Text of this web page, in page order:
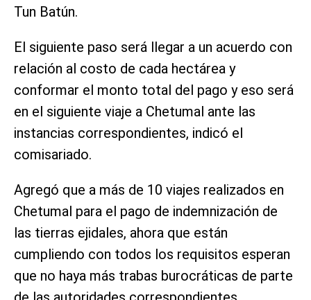
Tun Batún.
El siguiente paso será llegar a un acuerdo con
relación al costo de cada hectárea y
conformar el monto total del pago y eso será
en el siguiente viaje a Chetumal ante las
instancias correspondientes, indicó el
comisariado.
Agregó que a más de 10 viajes realizados en
Chetumal para el pago de indemnización de
las tierras ejidales, ahora que están
cumpliendo con todos los requisitos esperan
que no haya más trabas burocráticas de parte